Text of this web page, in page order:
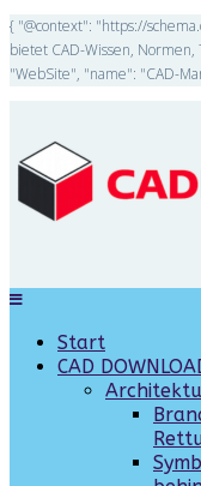
{ "@context": "https://
bietet CAD-Wissen,
"WebSite", "name": "CAD-
Start
CAD